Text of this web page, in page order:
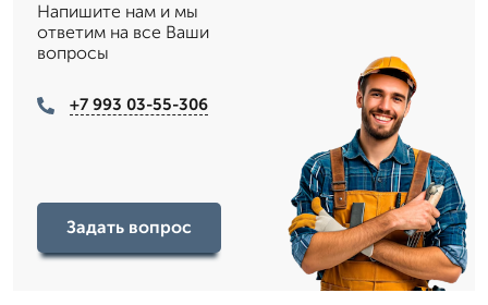
Напишите нам и мы
ответим на все Ваши
вопросы
+7 993 03-55-306
Задать вопрос